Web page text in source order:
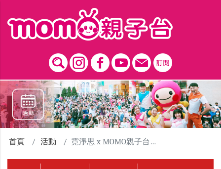
首頁 活動 霓淨思 x MOMO親子台｜測出你專屬的聖誕守護神?